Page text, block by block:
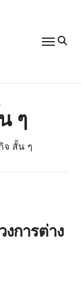
ๆ
จ สั้น ๆ
งการต่าง